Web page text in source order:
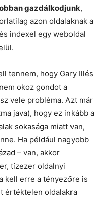
gazdálkodjunk,
azon oldalaknak a
indexel egy weboldal
tennem, hogy Gary Illés
okoz gondot a
vele probléma. Azt már
java), hogy ez inkább a
sokasága miatt van,
Ha például nagyobb
– van, akkor
tízezer oldalnyi
kell erre a tényezőre is
értéktelen oldalakra